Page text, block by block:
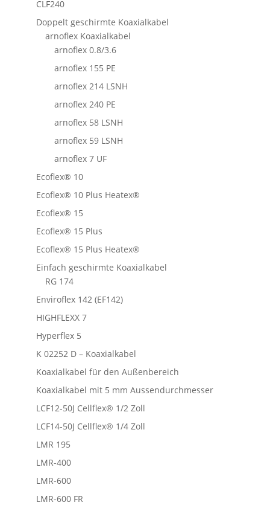
CLF240
Doppelt geschirmte Koaxialkabel
arnoflex Koaxialkabel
arnoflex 0.8/3.6
arnoflex 155 PE
arnoflex 214 LSNH
arnoflex 240 PE
arnoflex 58 LSNH
arnoflex 59 LSNH
arnoflex 7 UF
Ecoflex® 10
Ecoflex® 10 Plus Heatex®
Ecoflex® 15
Ecoflex® 15 Plus
Ecoflex® 15 Plus Heatex®
Einfach geschirmte Koaxialkabel
RG 174
Enviroflex 142 (EF142)
HIGHFLEXX 7
Hyperflex 5
K 02252 D – Koaxialkabel
Koaxialkabel für den Außenbereich
Koaxialkabel mit 5 mm Aussendurchmesser
LCF12-50J Cellflex® 1/2 Zoll
LCF14-50J Cellflex® 1/4 Zoll
LMR 195
LMR-400
LMR-600
LMR-600 FR